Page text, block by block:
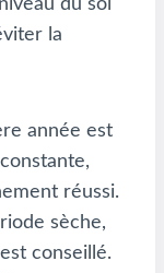
du sol
la
année est
réussi.
sèche,
conseillé.